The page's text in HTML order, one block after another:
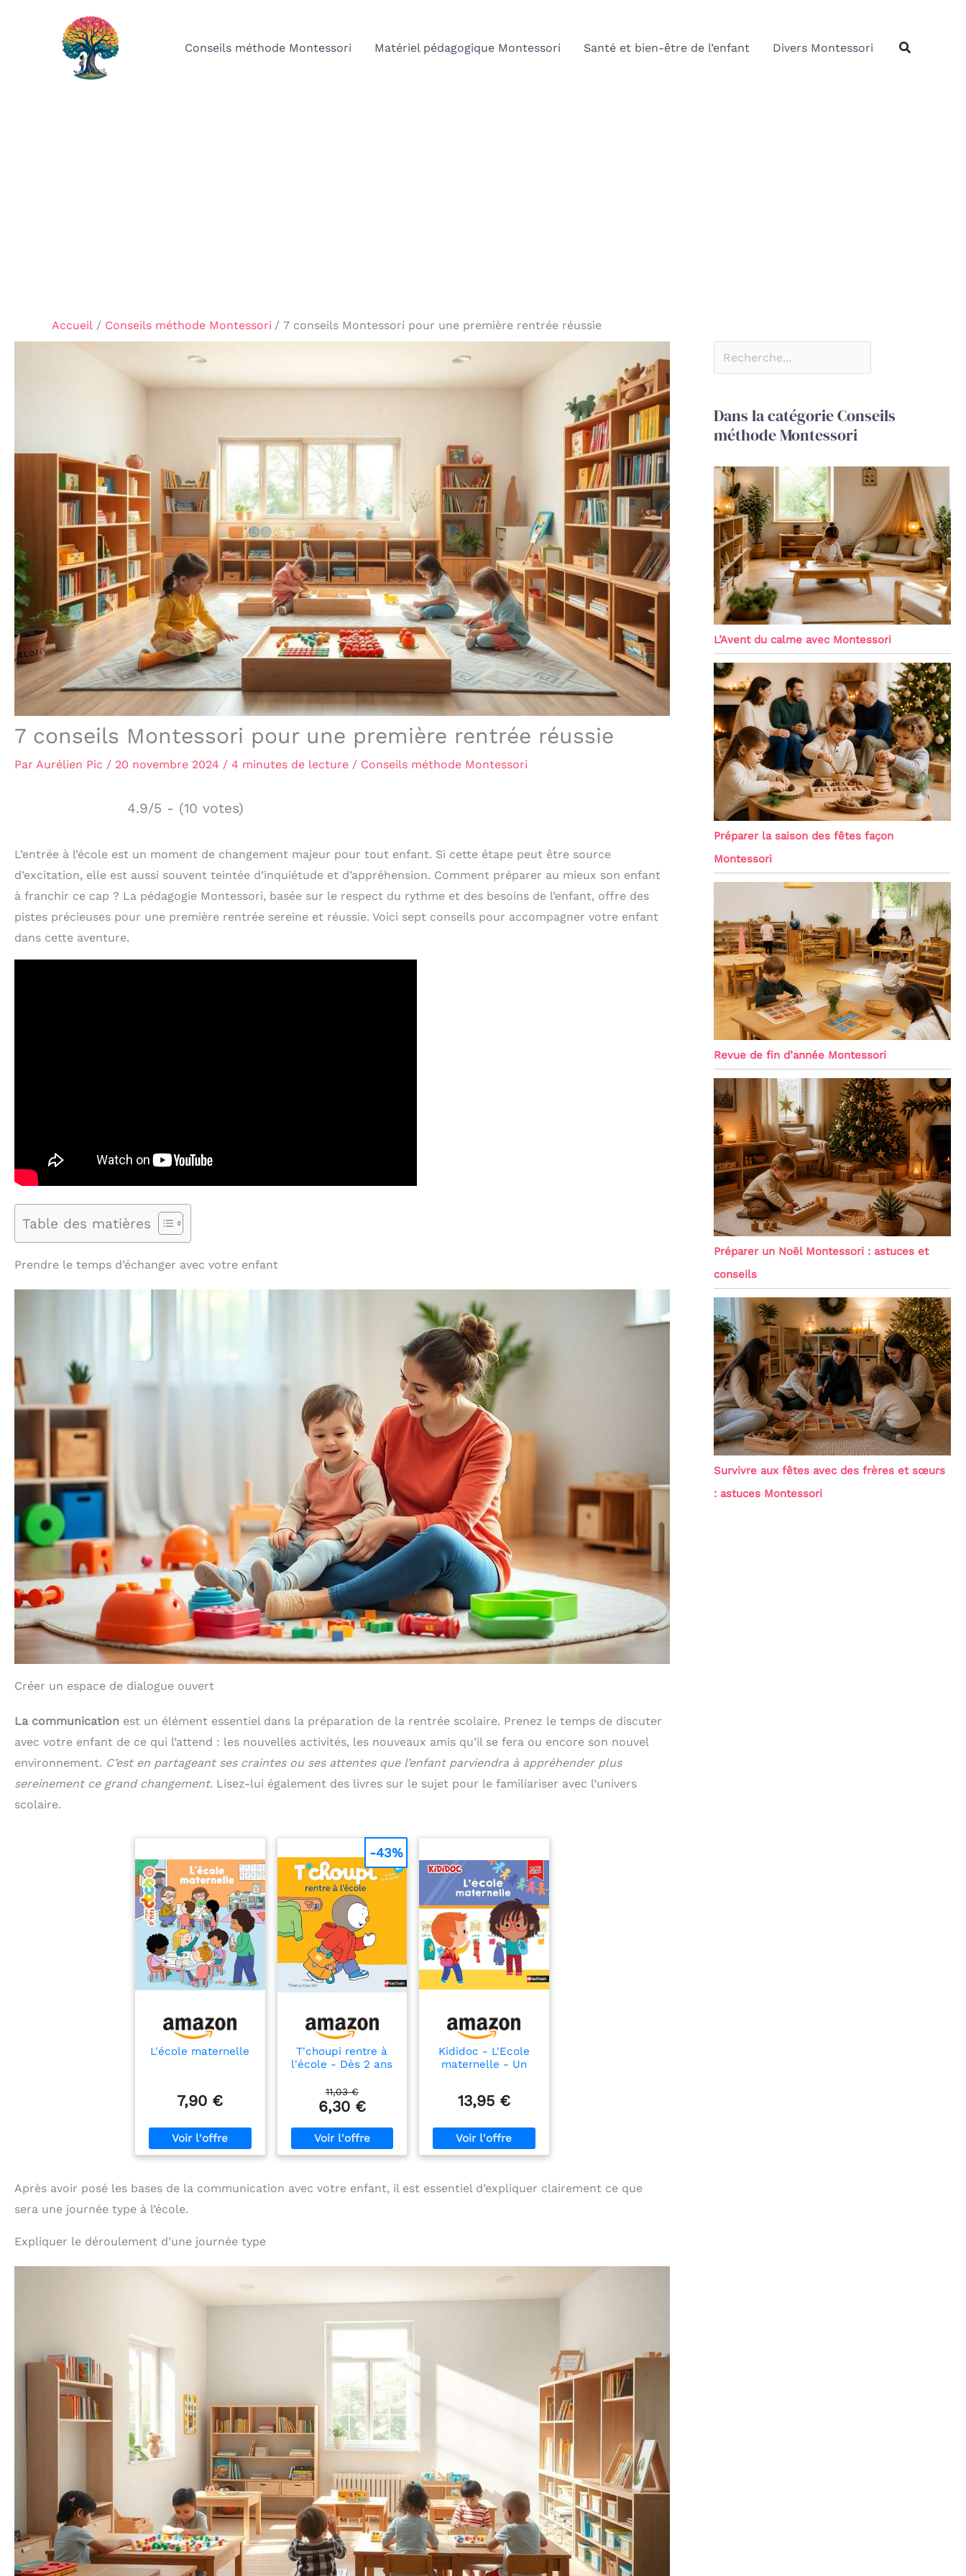
Conseils méthode Montessori Matériel pédagogique Montessori Santé et bien-être de l’enfant Divers Montessori
Accueil Conseils méthode Montessori 7 conseils Montessori pour une première rentrée réussie
7 conseils Montessori pour une première rentrée réussie
Par Aurélien Pic / 20 novembre 2024 / 4 minutes de lecture / Conseils méthode Montessori
4.9/5 - (10 votes)
L’entrée à l’école est un moment de changement majeur pour tout enfant. Si cette étape peut être source
d’excitation, elle est aussi souvent teintée d’inquiétude et d’appréhension. Comment préparer au mieux son enfant
à franchir ce cap ? La pédagogie Montessori, basée sur le respect du rythme et des besoins de l’enfant, offre des
pistes précieuses pour une première rentrée sereine et réussie. Voici sept conseils pour accompagner votre enfant
dans cette aventure.
Table des matières
Prendre le temps d’échanger avec votre enfant
Créer un espace de dialogue ouvert
La communication est un élément essentiel dans la préparation de la rentrée scolaire. Prenez le temps de discuter
avec votre enfant de ce qui l’attend : les nouvelles activités, les nouveaux amis qu’il se fera ou encore son nouvel
environnement. C’est en partageant ses craintes ou ses attentes que l’enfant parviendra à appréhender plus
sereinement ce grand changement. Lisez-lui également des livres sur le sujet pour le familiariser avec l’univers
scolaire.
L'école maternelle
7,90 €
T'choupi rentre à
l'école - Dès 2 ans
11,03 €
6,30 €
-43%
Kididoc - L'Ecole
maternelle - Un
tirettes qui prépare
maternelle - dès 3
ans
13,95 €
Après avoir posé les bases de la communication avec votre enfant, il est essentiel d’expliquer clairement ce que
sera une journée type à l’école.
Expliquer le déroulement d’une journée type
Dans la catégorie Conseils
méthode Montessori
L’Avent du calme avec Montessori
Préparer la saison des fêtes façon
Montessori
Revue de fin d’année Montessori
Préparer un Noël Montessori : astuces et
conseils
Survivre aux fêtes avec des frères et sœurs
: astuces Montessori